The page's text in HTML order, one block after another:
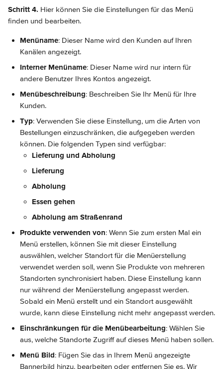
Schritt 4. Hier können Sie die Einstellungen für das Menü
finden und bearbeiten.
Menüname: Dieser Name wird den Kunden auf Ihren
Kanälen angezeigt.
Interner Menüname: Dieser Name wird nur intern für
andere Benutzer Ihres Kontos angezeigt.
Menübeschreibung: Beschreiben Sie Ihr Menü für Ihre
Kunden.
Typ: Verwenden Sie diese Einstellung, um die Arten von
Bestellungen einzuschränken, die aufgegeben werden
können. Die folgenden Typen sind verfügbar:
Lieferung und Abholung
Lieferung
Abholung
Essen gehen
Abholung am Straßenrand
Produkte verwenden von: Wenn Sie zum ersten Mal ein
Menü erstellen, können Sie mit dieser Einstellung
auswählen, welcher Standort für die Menüerstellung
verwendet werden soll, wenn Sie Produkte von mehreren
Standorten synchronisiert haben. Diese Einstellung kann
nur während der Menüerstellung angepasst werden.
Sobald ein Menü erstellt und ein Standort ausgewählt
wurde, kann diese Einstellung nicht mehr angepasst werden.
Einschränkungen für die Menübearbeitung: Wählen Sie
aus, welche Standorte Zugriff auf dieses Menü haben sollen.
Menü Bild: Fügen Sie das in Ihrem Menü angezeigte
Bannerbild hinzu, bearbeiten oder entfernen Sie es. Wir